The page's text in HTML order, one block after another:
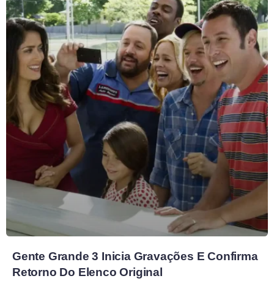
Gente Grande 3 Inicia Gravações E Confirma
Retorno Do Elenco Original